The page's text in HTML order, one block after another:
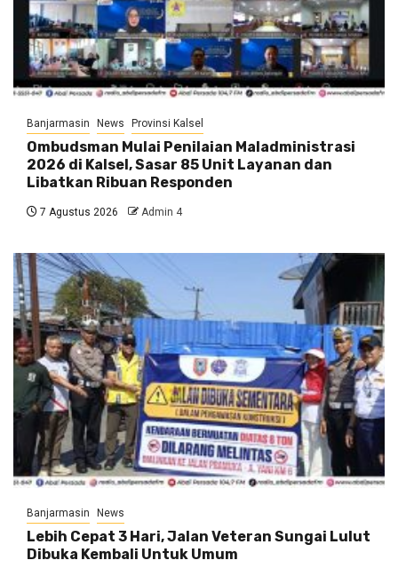
Banjarmasin News Provinsi Kalsel
Ombudsman Mulai Penilaian Maladministrasi
2026 di Kalsel, Sasar 85 Unit Layanan dan
Libatkan Ribuan Responden
7 Agustus 2026 Admin 4
Banjarmasin News
Lebih Cepat 3 Hari, Jalan Veteran Sungai Lulut
Dibuka Kembali Untuk Umum